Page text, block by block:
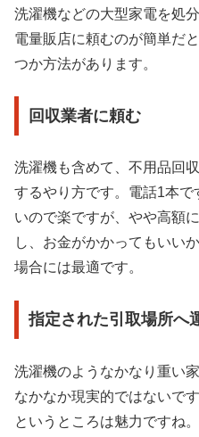
洗濯機などの大型家電を処
電量販店に頼むのが簡単だ
つか方法があります。
回収業者に頼む
洗濯機も含めて、不用品回
するやり方です。電話1本
いので楽ですが、やや高額
し、お金がかかってもいい
場合には最適です。
指定された引取場所へ
洗濯機のようなかなり重い
なかなか現実的ではないで
というところは魅力ですね